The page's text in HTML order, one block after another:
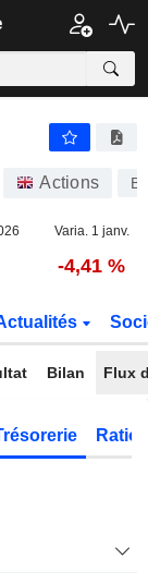
Actions
Varia. 1 janv.
-4,41 %
Bilan Flux